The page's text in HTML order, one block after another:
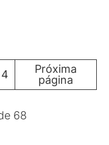
4
Próxima
página
68